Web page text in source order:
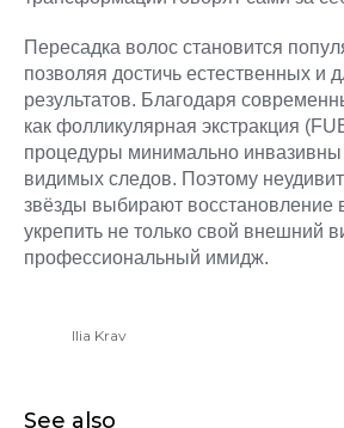
Пересадка волос становится
позволяя достичь естественных и
результатов. Благодаря
как фолликулярная экстракция
процедуры минимально инвазивны
видимых следов. Поэтому
звёзды выбирают восстановление
укрепить не только свой внешний
профессиональный имидж.
Ilia Krav
See also